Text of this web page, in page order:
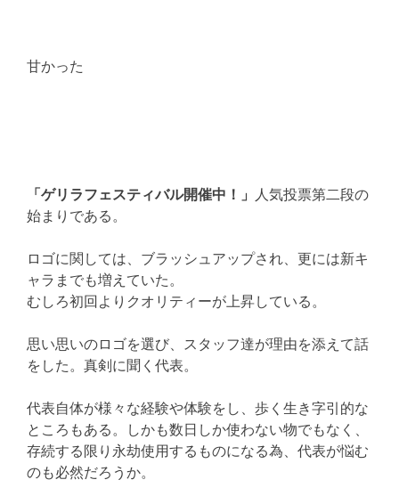
甘かった
「ゲリラフェスティバル開催中！」
人気投票第二段の
始まりである。
ロゴに関しては、ブラッシュアップされ、更には新キ
ャラまでも増えていた。
むしろ初回よりクオリティーが上昇している。
思い思いのロゴを選び、スタッフ達が理由を添えて話
をした。真剣に聞く代表。
代表自体が様々な経験や体験をし、歩く生き字引的な
ところもある。しかも数日しか使わない物でもなく、
存続する限り永劫使用するものになる為、代表が悩む
のも必然だろうか。